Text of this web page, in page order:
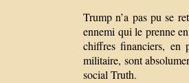
Trump n’a pas pu se
ennemi qui le prenne
chiffres financiers, en
militaire, sont
social Truth.